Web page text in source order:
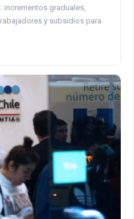
incrementos graduales,
y subsidios para